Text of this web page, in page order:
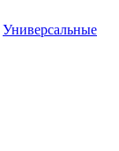
Универсальные